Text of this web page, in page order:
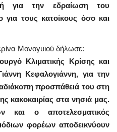
για την εδραίωση του
για τους κατοίκους όσο και
Μονογυιού δήλωσε:
Κλιματικής Κρίσης και
Κεφαλογιάννη, για την
προσπάθειά του στη
κακοκαιρίας στα νησιά μας.
και ο αποτελεσματικός
φορέων αποδεικνύουν